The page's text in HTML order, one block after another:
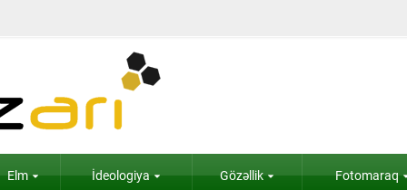
Elm İdeologiya Gözəllik Fotomaraq